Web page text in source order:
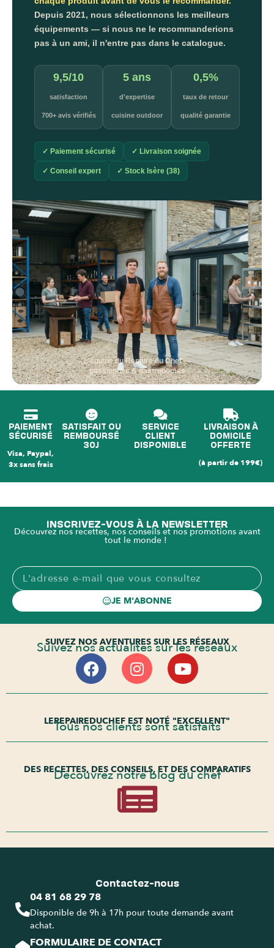
Depuis 2021, nous sélectionnons les meilleurs
équipements — si nous ne le recommanderions
pas à un ami, il n'entre pas dans le catalogue.
9,5/10
satisfaction
700+ avis vérifiés
5 ans
d'expertise
cuisine outdoor
0,5%
taux de retour
qualité garantie
✓ Paiement sécurisé ✓ Livraison soignée
✓ Conseil expert ✓ Stock Isère (38)
L'équipe du Repaire du Chef —
passionnés & gastronomes
PAIEMENT
SÉCURISÉ
Visa, Paypal,
3x sans frais
SATISFAIT OU
REMBOURSÉ
30J
SERVICE
CLIENT
DISPONIBLE
LIVRAISON À
DOMICILE
OFFERTE
(à partir de 199€)
INSCRIVEZ-VOUS À LA NEWSLETTER
Découvrez nos recettes, nos conseils et nos promotions avant
tout le monde !
JE M'ABONNE
SUIVEZ NOS AVENTURES SUR LES RÉSEAUX
Suivez nos actualités sur les réseaux
LEREPAIREDUCHEF EST NOTÉ "EXCELLENT"
Tous nos clients sont satisfaits
DES RECETTES, DES CONSEILS, ET DES COMPARATIFS
Découvrez notre blog du chef
Contactez-nous
04 81 68 29 78
Disponible de 9h à 17h pour toute demande avant
achat.
FORMULAIRE DE CONTACT